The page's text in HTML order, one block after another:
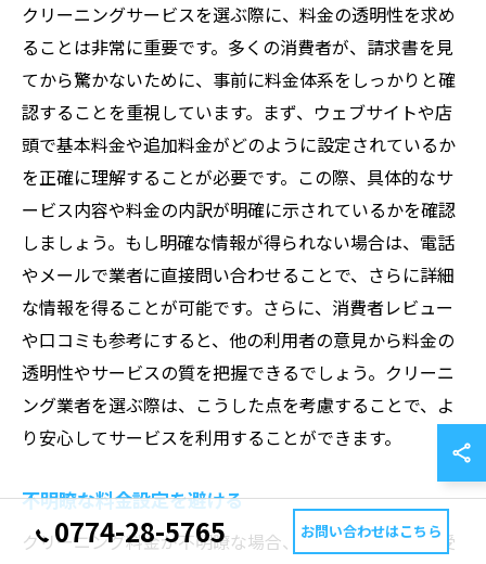
クリーニングサービスを選ぶ際に、料金の透明性を求め
ることは非常に重要です。多くの消費者が、請求書を見
てから驚かないために、事前に料金体系をしっかりと確
認することを重視しています。まず、ウェブサイトや店
頭で基本料金や追加料金がどのように設定されているか
を正確に理解することが必要です。この際、具体的なサ
ービス内容や料金の内訳が明確に示されているかを確認
しましょう。もし明確な情報が得られない場合は、電話
やメールで業者に直接問い合わせることで、さらに詳細
な情報を得ることが可能です。さらに、消費者レビュー
や口コミも参考にすると、他の利用者の意見から料金の
透明性やサービスの質を把握できるでしょう。クリーニ
ング業者を選ぶ際は、こうした点を考慮することで、よ
り安心してサービスを利用することができます。
不明瞭な料金設定を避ける
クリーニング料金が不明瞭な場合、思わぬ高額請求を受
0774-28-5765 お問い合わせはこちら